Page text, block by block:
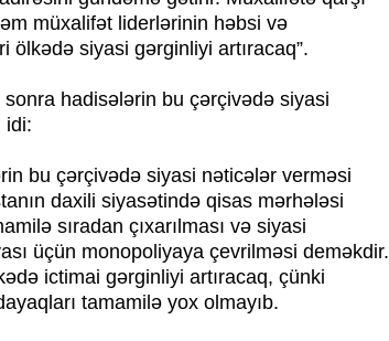
müxalifət liderlərinin həbsi və
ölkədə siyasi gərginliyi artıracaq”.
hadisələrin bu çərçivədə siyasi
idi:
bu çərçivədə siyasi nəticələr verməsi
daxili siyasətində qisas mərhələsi
sıradan çıxarılması və siyasi
üçün monopoliyaya çevrilməsi deməkdir.
ictimai gərginliyi artıracaq, çünki
tamamilə yox olmayıb.